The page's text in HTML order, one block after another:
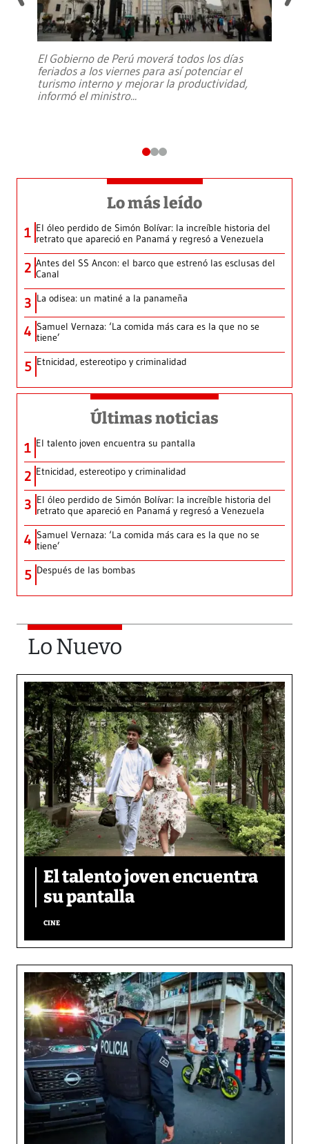
El Gobierno de Perú moverá todos los días
feriados a los viernes para así potenciar el
turismo interno y mejorar la productividad,
informó el ministro...
Lo más leído
1 El óleo perdido de Simón Bolívar: la increíble historia del
retrato que apareció en Panamá y regresó a Venezuela
2 Antes del SS Ancon: el barco que estrenó las esclusas del
Canal
3 La odisea: un matiné a la panameña
4 Samuel Vernaza: ‘La comida más cara es la que no se
tiene’
5 Etnicidad, estereotipo y criminalidad
Últimas noticias
1 El talento joven encuentra su pantalla​
2 Etnicidad, estereotipo y criminalidad
3 El óleo perdido de Simón Bolívar: la increíble historia del
retrato que apareció en Panamá y regresó a Venezuela
4 Samuel Vernaza: ‘La comida más cara es la que no se
tiene’
5 Después de las bombas
Lo Nuevo
El talento joven encuentra
su pantalla​
CINE